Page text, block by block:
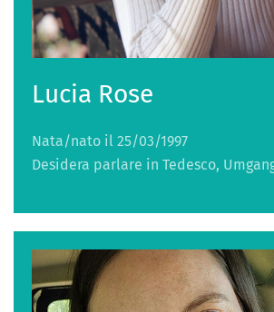
Lucia Rose
Nata/nato il 25/03/1997
Desidera parlare in Tedesco,